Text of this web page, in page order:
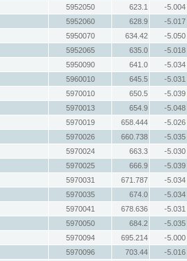
5952050 623.1 -5.004
5952060 628.9 -5.017
5950070 634.42 -5.050
5952065 635.0 -5.018
5950090 641.0 -5.034
5960010 645.5 -5.031
5970010 650.5 -5.039
5970013 654.9 -5.048
5970019 658.444 -5.026
5970026 660.738 -5.035
5970024 663.3 -5.030
5970025 666.9 -5.039
5970031 671.787 -5.034
5970035 674.0 -5.034
5970041 678.636 -5.031
5970050 684.2 -5.035
5970094 695.214 -5.000
5970096 703.44 -5.016